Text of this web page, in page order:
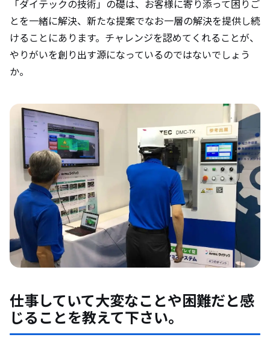
「ダイテックの技術」の礎は、お客様に寄り添って困りご
とを一緒に解決、新たな提案でなお一層の解決を提供し続
けることにあります。チャレンジを認めてくれることが、
やりがいを創り出す源になっているのではないでしょう
か。
仕事していて大変なことや困難だと感
じることを教えて下さい。